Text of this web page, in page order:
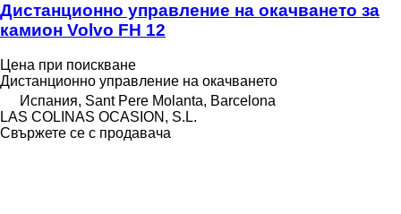
Дистанционно управление на окачването за
камион Volvo FH 12
Цена при поискване
Дистанционно управление на окачването
Испания, Sant Pere Molanta, Barcelona
LAS COLINAS OCASION, S.L.
Свържете се с продавача